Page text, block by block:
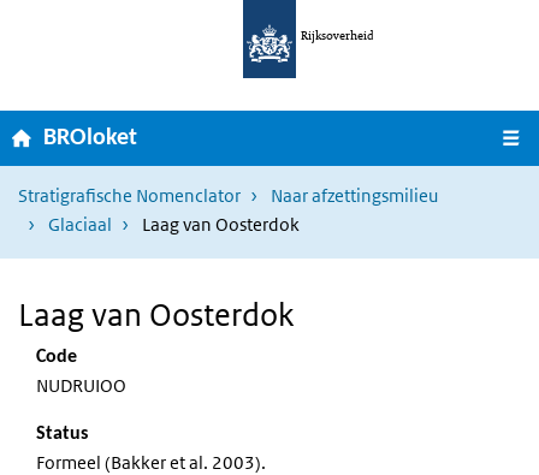
Overslaan en naar de inhoud gaan
Rijksoverheid
Home
BROloket
Stratigrafische Nomenclator
Naar afzettingsmilieu
Glaciaal
Laag van Oosterdok
Laag van Oosterdok
Code
NUDRUIOO
Status
Formeel (Bakker et al. 2003).